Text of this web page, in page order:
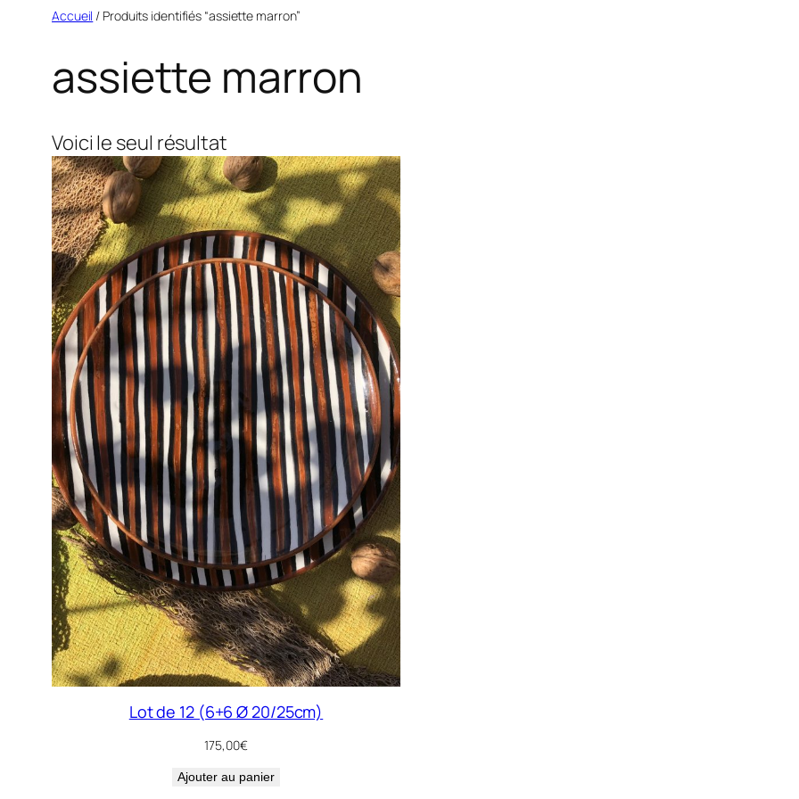
contenu
Accueil / Produits identifiés “assiette marron”
assiette marron
Voici le seul résultat
Lot de 12 (6+6 Ø 20/25cm)
175,00€
Ajouter au panier